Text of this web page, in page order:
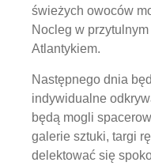
świeżych owoców
Nocleg w
Atlantykiem.
Następnego dnia
indywidualne
będą mogli
galerie sztuki, targi
delektować się